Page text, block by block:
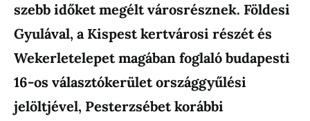
szebb időket megélt városrésznek. Földesi
Gyulával, a Kispest kertvárosi részét és
Wekerletelepet magában foglaló budapesti
16-os választókerület országgyűlési
jelöltjével, Pesterzsébet korábbi